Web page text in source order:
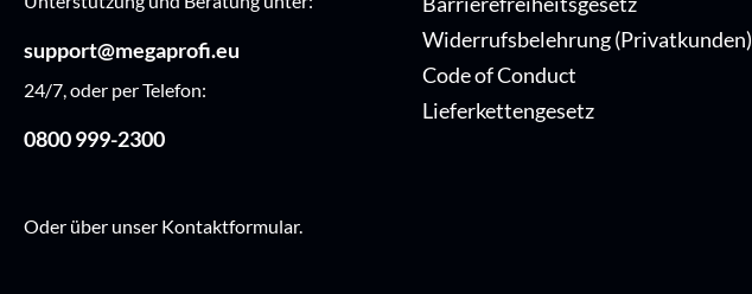
support@megaprofi.eu
24/7, oder per Telefon:
0800 999-2300
Oder über unser Kontaktformular.
Widerrufsbelehrung (Privatkunden)
Code of Conduct
Lieferkettengesetz